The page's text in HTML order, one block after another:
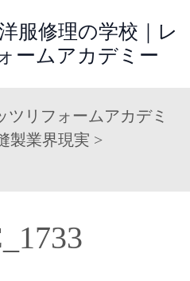
服修理の学校｜レ
ームアカデミー
リフォームアカデミ
製業界現実 >